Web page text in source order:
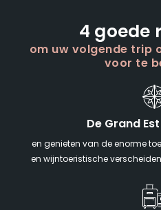
4 goede
om uw volgende trip
voor te
De Grand
en genieten van de enorme
en wijntoeristische